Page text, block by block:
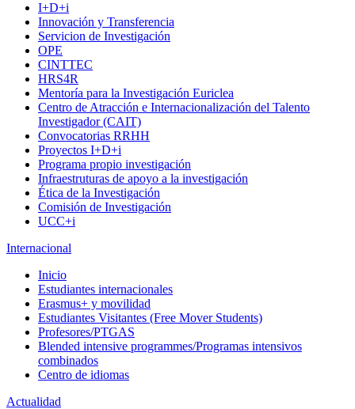
I+D+i
Innovación y Transferencia
Servicion de Investigación
OPE
CINTTEC
HRS4R
Mentoría para la Investigación Euriclea
Centro de Atracción e Internacionalización del Talento
Investigador (CAIT)
Convocatorias RRHH
Proyectos I+D+i
Programa propio investigación
Infraestruturas de apoyo a la investigación
Ética de la Investigación
Comisión de Investigación
UCC+i
Internacional
Inicio
Estudiantes internacionales
Erasmus+ y movilidad
Estudiantes Visitantes (Free Mover Students)
Profesores/PTGAS
Blended intensive programmes/Programas intensivos
combinados
Centro de idiomas
Actualidad